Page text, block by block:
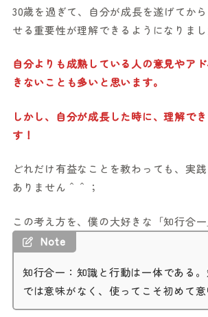
30歳を過ぎて、自分が成長を遂げてか
せる重要性が理解できるようになりまし
自分よりも成熟している人の意見やア
きないことも多いと思います。
しかし、自分が成長した時に、理解で
す！
どれだけ有益なことを教わっても、実
ありません＾＾；
この考え方を、僕の大好きな「知行合
Note
知行合一：知識と行動は一体である
では意味がなく、使ってこそ初めて意